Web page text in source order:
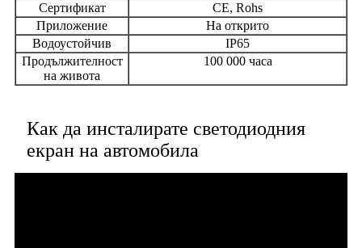
Сертификат
CE, Rohs
Приложение
На открито
Водоустойчив
IP65
Продължителност
на живота
100 000 часа
Как да инсталирате светодиодния
екран на автомобила